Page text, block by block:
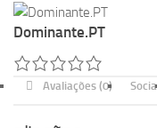
Dominante.PT
Avaliações (0)